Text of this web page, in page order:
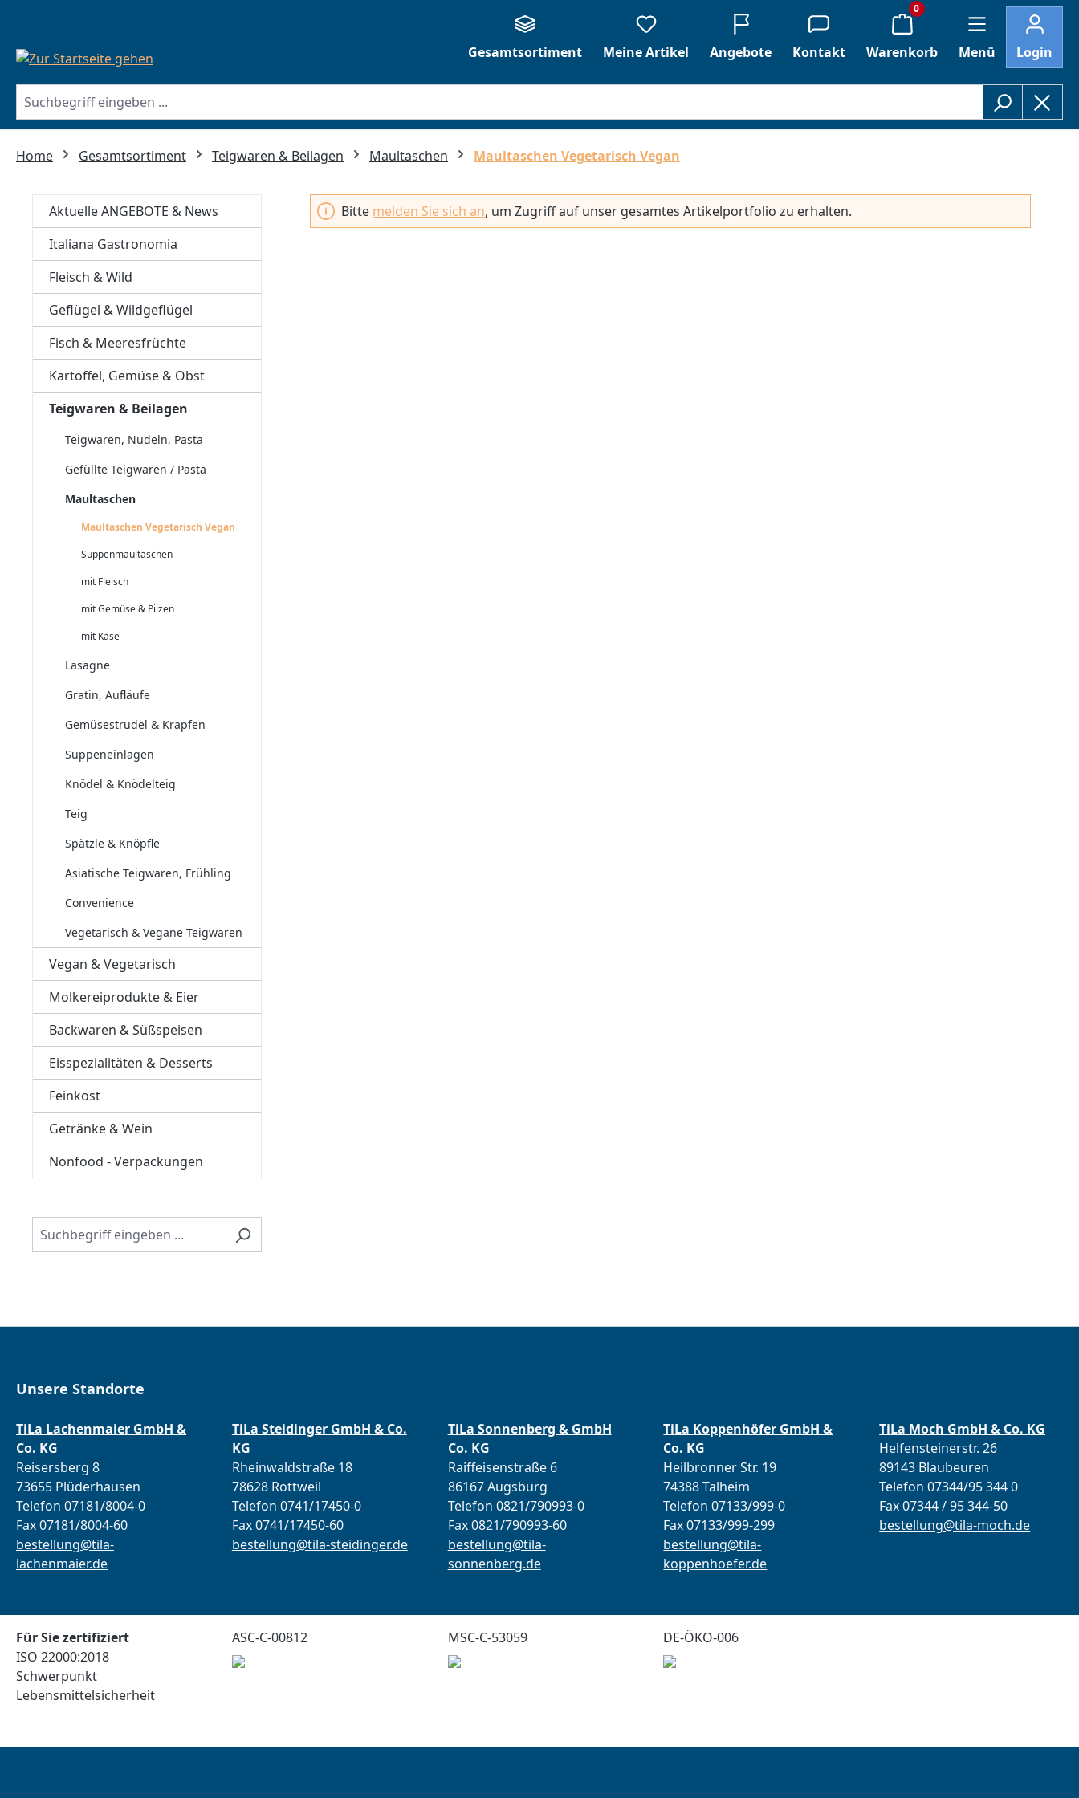
Gesamtsortiment
Meine Artikel Angebote Kontakt
0
Warenkorb Menü Login
Home Gesamtsortiment Teigwaren & Beilagen Maultaschen Maultaschen Vegetarisch Vegan
Aktuelle ANGEBOTE & News
Italiana Gastronomia
Fleisch & Wild
Geflügel & Wildgeflügel
Fisch & Meeresfrüchte
Kartoffel, Gemüse & Obst
Teigwaren & Beilagen
Teigwaren, Nudeln, Pasta
Gefüllte Teigwaren / Pasta
Maultaschen
Maultaschen Vegetarisch Vegan
Suppenmaultaschen
mit Fleisch
mit Gemüse & Pilzen
mit Käse
Lasagne
Gratin, Aufläufe
Gemüsestrudel & Krapfen
Suppeneinlagen
Knödel & Knödelteig
Teig
Spätzle & Knöpfle
Asiatische Teigwaren, Frühling
Convenience
Vegetarisch & Vegane Teigwaren
Vegan & Vegetarisch
Molkereiprodukte & Eier
Backwaren & Süßspeisen
Eisspezialitäten & Desserts
Feinkost
Getränke & Wein
Nonfood - Verpackungen
Bitte melden Sie sich an, um Zugriff auf unser gesamtes Artikelportfolio zu erhalten.
Unsere Standorte
TiLa Lachenmaier GmbH &
Co. KG
Reisersberg 8
73655 Plüderhausen
Telefon 07181/8004-0
Fax 07181/8004-60
bestellung@tila-
lachenmaier.de
TiLa Steidinger GmbH & Co.
KG
Rheinwaldstraße 18
78628 Rottweil
Telefon 0741/17450-0
Fax 0741/17450-60
bestellung@tila-steidinger.de
TiLa Sonnenberg & GmbH
Co. KG
Raiffeisenstraße 6
86167 Augsburg
Telefon 0821/790993-0
Fax 0821/790993-60
bestellung@tila-
sonnenberg.de
TiLa Koppenhöfer GmbH &
Co. KG
Heilbronner Str. 19
74388 Talheim
Telefon 07133/999-0
Fax 07133/999-299
bestellung@tila-
koppenhoefer.de
TiLa Moch GmbH & Co. KG
Helfensteinerstr. 26
89143 Blaubeuren
Telefon 07344/95 344 0
Fax 07344 / 95 344-50
bestellung@tila-moch.de
Für Sie zertifiziert
ISO 22000:2018
Schwerpunkt
Lebensmittelsicherheit
ASC-C-00812 MSC-C-53059 DE-ÖKO-006